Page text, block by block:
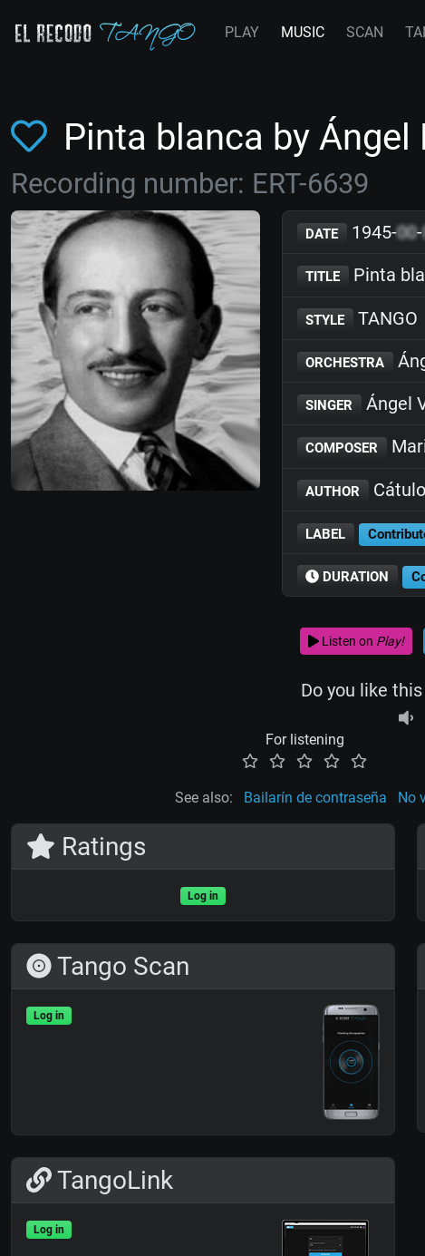
PLAY MUSIC SCAN
Pinta blanca by Ángel
Recording number: ERT-6639
DATE 1945-00-
TITLE Pinta
STYLE TANGO
ORCHESTRA
SINGER Ángel
COMPOSER
AUTHOR
LABEL
DURATION
Listen on Play!
Do you like
For listening
See also: Bailarín de contraseña No
Ratings
Log in
Tango Scan
Log in
TangoLink
Log in